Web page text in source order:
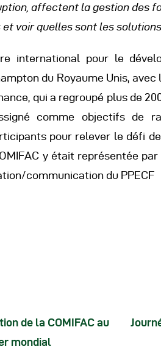
affectent la gestion des
voir quelles sont les
international pour le
du Royaume Unis,
qui a regroupé plus de
comme objectifs de
pour relever le défi
y était représentée
communication du PPECF
de la COMIFAC au
mondial